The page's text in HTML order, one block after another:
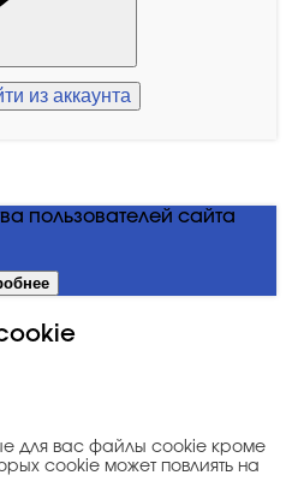
из аккаунта
пользователей сайта
для вас файлы cookie кроме
cookie может повлиять на